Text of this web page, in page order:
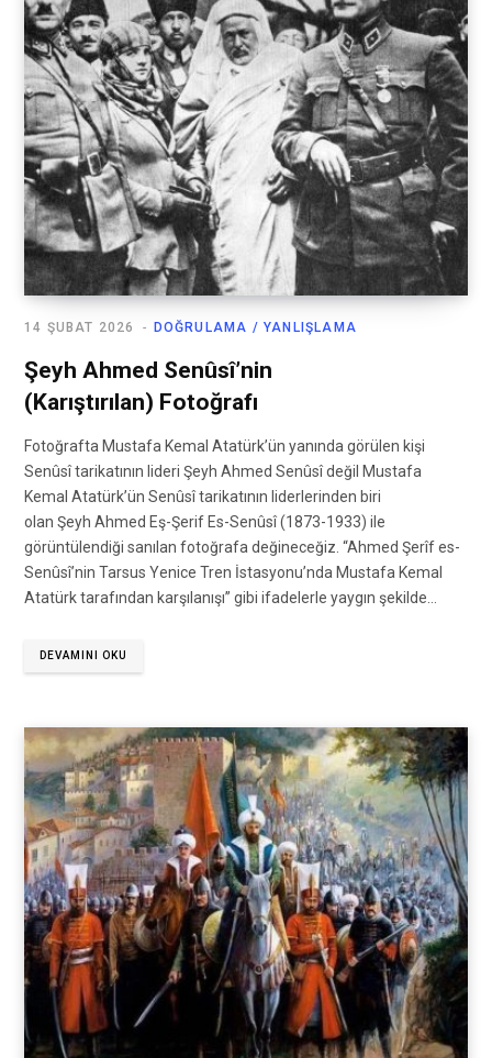
DOĞRULAMA / YANLIŞLAMA
14 ŞUBAT 2026
Şeyh Ahmed Senûsî’nin
(Karıştırılan) Fotoğrafı
Fotoğrafta Mustafa Kemal Atatürk’ün yanında görülen kişi
Senûsî tarikatının lideri Şeyh Ahmed Senûsî değil Mustafa
Kemal Atatürk’ün Senûsî tarikatının liderlerinden biri
olan Şeyh Ahmed Eş-Şerif Es-Senûsî (1873-1933) ile
görüntülendiği sanılan fotoğrafa değineceğiz. “Ahmed Şerîf es-
Senûsî’nin Tarsus Yenice Tren İstasyonu’nda Mustafa Kemal
Atatürk tarafından karşılanışı” gibi ifadelerle yaygın şekilde…
DEVAMINI OKU